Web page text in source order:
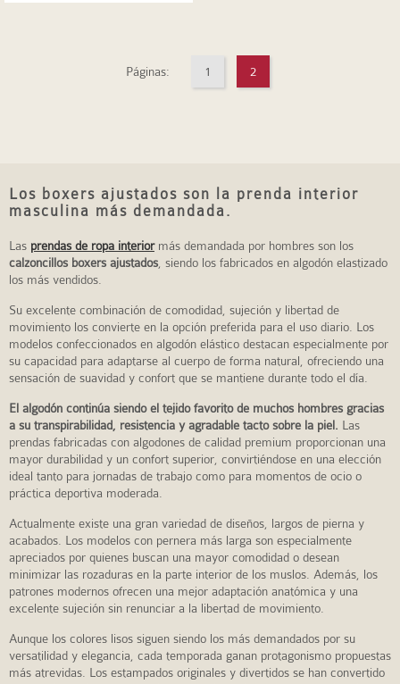
Páginas: 1 2
Los boxers ajustados son la prenda interior
masculina más demandada.
Las prendas de ropa interiormás demandada por hombres son los
calzoncillos boxers ajustados , siendo los fabricados en algodón elastizado
los más vendidos.
Su excelente combinación de comodidad, sujeción y libertad de
movimiento los convierte en la opción preferida para el uso diario. Los
modelos confeccionados en algodón elástico destacan especialmente por
su capacidad para adaptarse al cuerpo de forma natural, ofreciendo una
sensación de suavidad y confort que se mantiene durante todo el día.
El algodón continúa siendo el tejido favorito de muchos hombres gracias
a su transpirabilidad, resistencia y agradable tacto sobre la piel. Las
prendas fabricadas con algodones de calidad premium proporcionan una
mayor durabilidad y un confort superior, convirtiéndose en una elección
ideal tanto para jornadas de trabajo como para momentos de ocio o
práctica deportiva moderada.
Actualmente existe una gran variedad de diseños, largos de pierna y
acabados. Los modelos con pernera más larga son especialmente
apreciados por quienes buscan una mayor comodidad o desean
minimizar las rozaduras en la parte interior de los muslos. Además, los
patrones modernos ofrecen una mejor adaptación anatómica y una
excelente sujeción sin renunciar a la libertad de movimiento.
Aunque los colores lisos siguen siendo los más demandados por su
versatilidad y elegancia, cada temporada ganan protagonismo propuestas
más atrevidas. Los estampados originales y divertidos se han convertido